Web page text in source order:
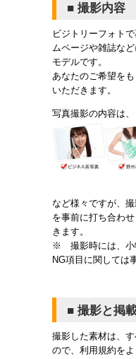
■ 撮影内容
ビジトリーフォト
ムページや雑誌な
モデルです。
あなたのご希望を
いただきます。
写真撮影の内容は、
など様々ですが、
を事前に打ち合わ
きます。
※ 撮影時には、小
NG項目に関しては
■ 撮影と掲
撮影した素材は、
ので、利用規約を